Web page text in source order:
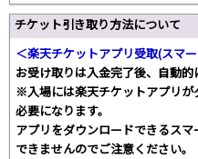
チケット引き取り方法について
＜楽天チケットアプリ受取(スマ
お受け取りは入金完了後、自動的
※入場には楽天チケットアプリ
必要になります。
アプリをダウンロードできるス
できませんのでご注意ください。